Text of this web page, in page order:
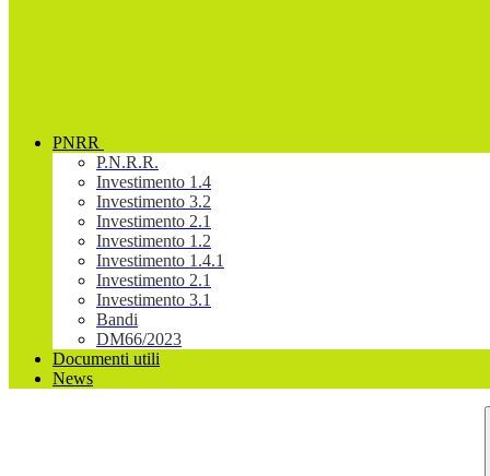
PNRR
P.N.R.R.
Investimento 1.4
Investimento 3.2
Investimento 2.1
Investimento 1.2
Investimento 1.4.1
Investimento 2.1
Investimento 3.1
Bandi
DM66/2023
Documenti utili
News